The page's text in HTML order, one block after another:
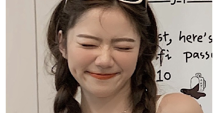
５．嚴禁一人註冊多個帳號或使用他人資訊註冊。若發現惡意使用之情形，
恩沛科技股份有限公司將有權停止該用戶之使用額度並採取法律行動。